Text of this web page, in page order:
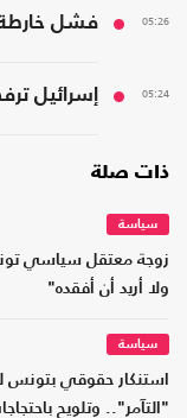
05:26 فشل خارطة
05:24 إسرائيل
ذات صلة
سياسة
زوجة معتقل سياسي
ولا أريد أن أفقده"
سياسة
استنكار حقوقي بتونس
"التآمر".. وتلويح